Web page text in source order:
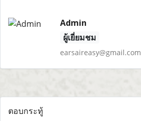
Admin
ผู้เยี่ยมชม
earsaireasy@gmail.com
ตอบกระทู้